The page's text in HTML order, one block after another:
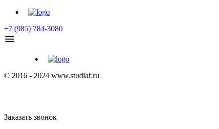
+7 (985) 784-3080
© 2016 - 2024 www.studiaf.ru
Заказать звонок